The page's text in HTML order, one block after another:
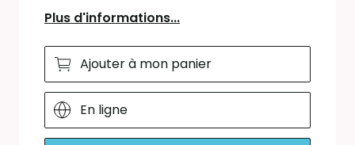
Plus d'informations...
Ajouter à mon panier
En ligne